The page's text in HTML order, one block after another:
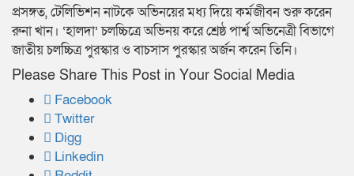
প্রসঙ্গত, টেলিভিশন নাটকে অভিনয়ের মধ্য দিয়ে কর্মজীবন শুরু করেন
রুনা খান। ‘হালদা’ চলচ্চিত্রে অভিনয় করে শ্রেষ্ঠ পার্শ্ব অভিনেত্রী বিভাগে
জাতীয় চলচ্চিত্র পুরস্কার ও বাচসাস পুরস্কার অর্জন করেন তিনি।
Please Share This Post in Your Social Media
Facebook
Twitter
Digg
Linkedin